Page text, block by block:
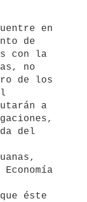
de
con la
no
de los
a
del
éste